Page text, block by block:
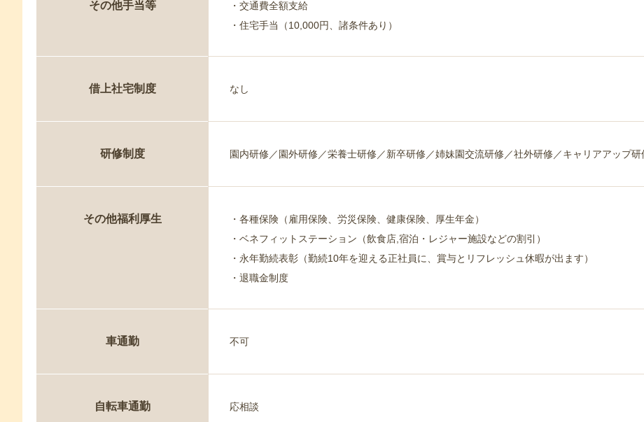
その他手当等
・交通費全額支給
・住宅手当（10,000円、諸条件あり）
借上社宅制度 なし
研修制度 園内研修／園外研修／栄養士研修／新卒研修／姉妹園交流研修／社外研修／キャリアアップ研
その他福利厚生
・各種保険（雇用保険、労災保険、健康保険、厚生年金）
・ベネフィットステーション（飲食店,宿泊・レジャー施設などの割引）
・永年勤続表彰（勤続10年を迎える正社員に、賞与とリフレッシュ休暇が出ます）
・退職金制度
車通勤 不可
自転車通勤 応相談